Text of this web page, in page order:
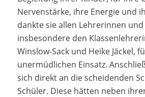
Nervenstärke, ihre Energie und
dankte sie allen Lehrerinnen
insbesondere den
Winslow-Sack und Heike Jäckel,
unermüdlichen Einsatz.
sich direkt an die scheidenden
Schüler. Diese hätten neben